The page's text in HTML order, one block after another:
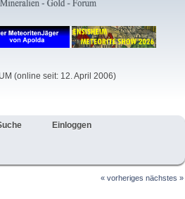
(online seit: 12. April 2006)
Einloggen
« vorheriges nächstes »